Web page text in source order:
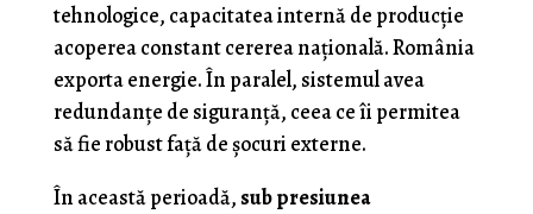
tehnologice, capacitatea internă de producție
acoperea constant cererea națională. România
exporta energie. În paralel, sistemul avea
redundanțe de siguranță, ceea ce îi permitea
să fie robust față de șocuri externe.
În această perioadă, sub presiunea